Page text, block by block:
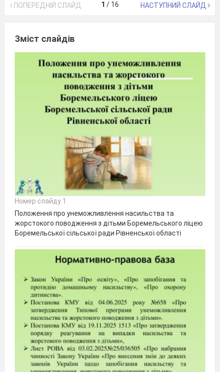
ПОПЕРЕДНІЙ СЛАЙД 1 / 16 НАСТУПНИЙ СЛАЙД
Зміст слайдів
Номер слайду 1
Положення про унеможливлення насильства та
жорстокого поводження з дітьми Боремельського ліцею
Боремельської сільської ради Рівненської області